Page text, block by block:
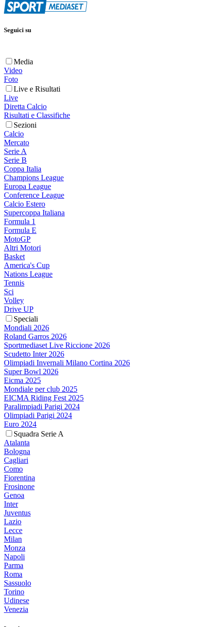
Seguici su
Media
Video
Foto
Live e Risultati
Live
Diretta Calcio
Risultati e Classifiche
Sezioni
Calcio
Mercato
Serie A
Serie B
Coppa Italia
Champions League
Europa League
Conference League
Calcio Estero
Supercoppa Italiana
Formula 1
Formula E
MotoGP
Altri Motori
Basket
America's Cup
Nations League
Tennis
Sci
Volley
Drive UP
Speciali
Mondiali 2026
Roland Garros 2026
Sportmediaset Live Riccione 2026
Scudetto Inter 2026
Olimpiadi Invernali Milano Cortina 2026
Super Bowl 2026
Eicma 2025
Mondiale per club 2025
EICMA Riding Fest 2025
Paralimpiadi Parigi 2024
Olimpiadi Parigi 2024
Euro 2024
Squadra Serie A
Atalanta
Bologna
Cagliari
Como
Fiorentina
Frosinone
Genoa
Inter
Juventus
Lazio
Lecce
Milan
Monza
Napoli
Parma
Roma
Sassuolo
Torino
Udinese
Venezia